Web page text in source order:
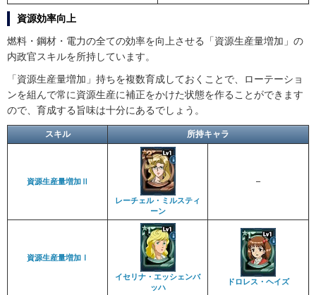
資源効率向上
燃料・鋼材・電力の全ての効率を向上させる「資源生産量増加」の
内政官スキルを所持しています。
「資源生産量増加」持ちを複数育成しておくことで、ローテーショ
ンを組んで常に資源生産に補正をかけた状態を作ることができます
ので、育成する旨味は十分にあるでしょう。
スキル 所持キャラ
資源生産量増加Ⅱ
レーチェル・ミルスティ
ーン
–
資源生産量増加Ⅰ
イセリナ・エッシェンバ
ッハ
ドロレス・ヘイズ